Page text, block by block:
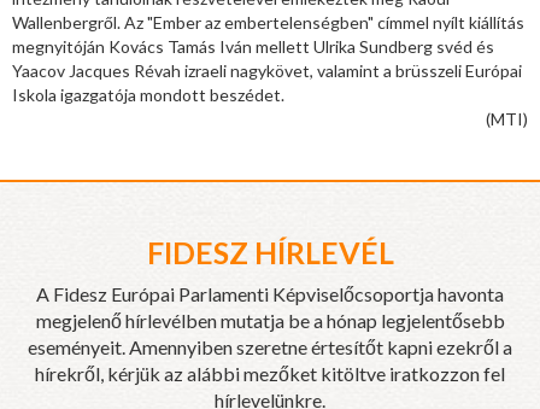
Wallenbergről. Az "Ember az embertelenségben" címmel nyílt kiállítás
megnyitóján Kovács Tamás Iván mellett Ulrika Sundberg svéd és
Yaacov Jacques Révah izraeli nagykövet, valamint a brüsszeli Európai
Iskola igazgatója mondott beszédet.
(MTI)
FIDESZ HÍRLEVÉL
A Fidesz Európai Parlamenti Képviselőcsoportja havonta
megjelenő hírlevélben mutatja be a hónap legjelentősebb
eseményeit. Amennyiben szeretne értesítőt kapni ezekről a
hírekről, kérjük az alábbi mezőket kitöltve iratkozzon fel
hírlevelünkre.